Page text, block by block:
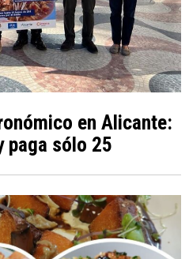
en Alicante:
paga sólo 25